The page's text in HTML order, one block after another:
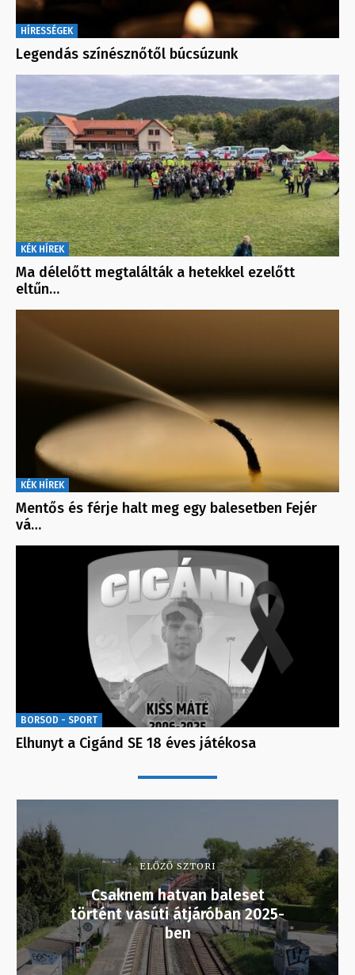
HÍRESSÉGEK
Legendás színésznőtől búcsúzunk
KÉK HÍREK
Ma délelőtt megtalálták a hetekkel ezelőtt
eltűn…
KÉK HÍREK
Mentős és férje halt meg egy balesetben Fejér
vá…
BORSOD - SPORT
Elhunyt a Cigánd SE 18 éves játékosa
ELŐZŐ SZTORI
Csaknem hatvan baleset
történt vasúti átjáróban 2025-
ben